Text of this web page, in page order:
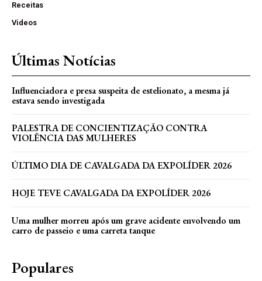
Receitas
Videos
Últimas Notícias
Influenciadora e presa suspeita de estelionato, a mesma já
estava sendo investigada
PALESTRA DE CONCIENTIZAÇÃO CONTRA
VIOLÊNCIA DAS MULHERES
ÚLTIMO DIA DE CAVALGADA DA EXPOLÍDER 2026
HOJE TEVE CAVALGADA DA EXPOLÍDER 2026
Uma mulher morreu após um grave acidente envolvendo um
carro de passeio e uma carreta tanque
Populares